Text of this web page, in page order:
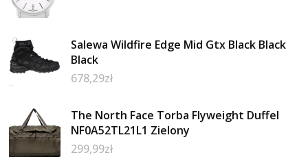
Salewa Wildfire Edge Mid Gtx Black Black
Black
678,29zł
The North Face Torba Flyweight Duffel
NF0A52TL21L1 Zielony
299,99zł